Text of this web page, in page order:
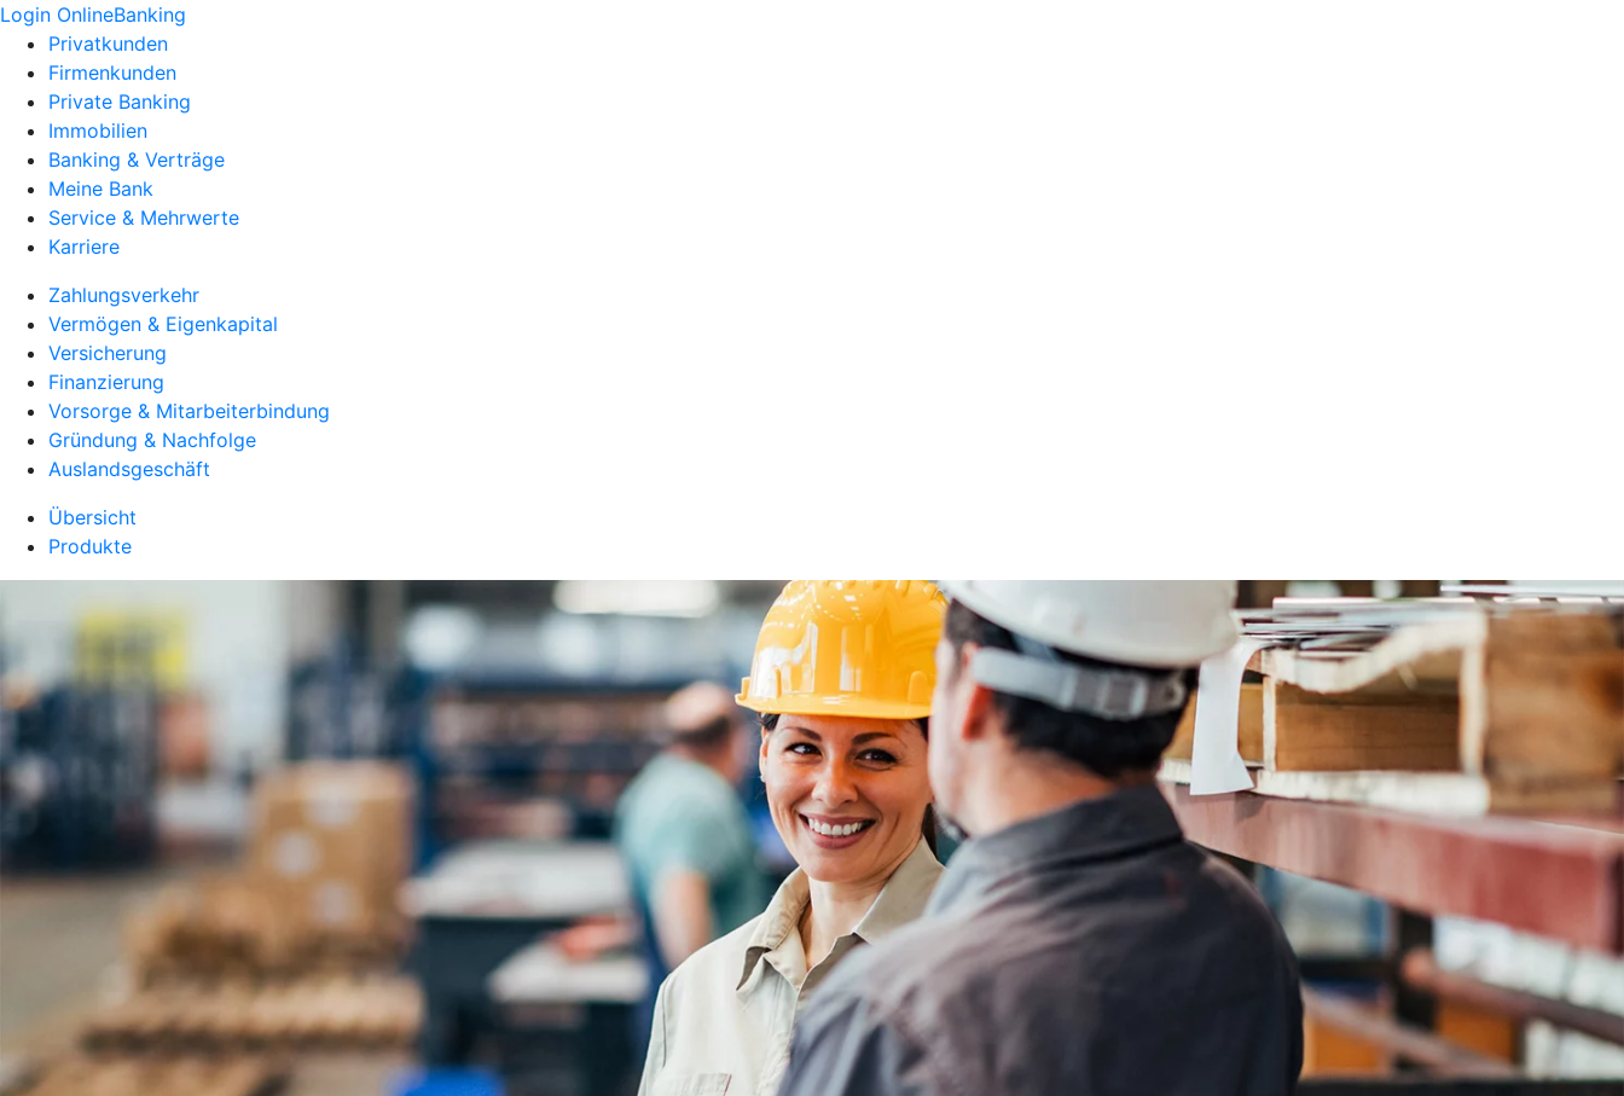
Login OnlineBanking
Privatkunden
Firmenkunden
Private Banking
Immobilien
Banking & Verträge
Meine Bank
Service & Mehrwerte
Karriere
Zahlungsverkehr
Vermögen & Eigenkapital
Versicherung
Finanzierung
Vorsorge & Mitarbeiterbindung
Gründung & Nachfolge
Auslandsgeschäft
Übersicht
Produkte